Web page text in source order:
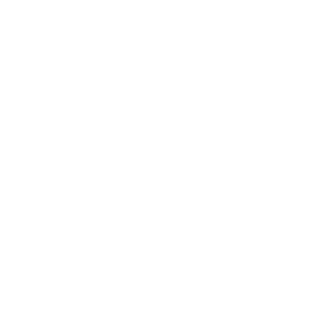
Arasa. Leia nossos conteúdos!
Arasa. Leia nossos conteúdos!